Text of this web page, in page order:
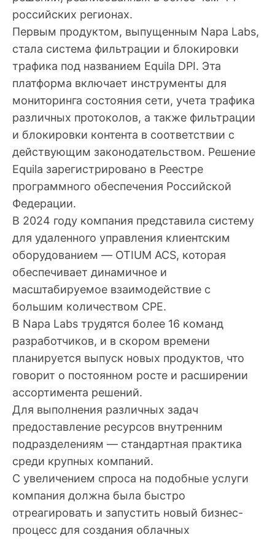
российских регионах.
Первым продуктом, выпущенным Napa Labs,
стала система фильтрации и блокировки
трафика под названием Equila DPI. Эта
платформа включает инструменты для
мониторинга состояния сети, учета трафика
различных протоколов, а также фильтрации
и блокировки контента в соответствии с
действующим законодательством. Решение
Equila зарегистрировано в Реестре
программного обеспечения Российской
Федерации.
В 2024 году компания представила систему
для удаленного управления клиентским
оборудованием — OTIUM ACS, которая
обеспечивает динамичное и
масштабируемое взаимодействие с
большим количеством CPE.
В Napa Labs трудятся более 16 команд
разработчиков, и в скором времени
планируется выпуск новых продуктов, что
говорит о постоянном росте и расширении
ассортимента решений.
Для выполнения различных задач
предоставление ресурсов внутренним
подразделениям — стандартная практика
среди крупных компаний.
С увеличением спроса на подобные услуги
компания должна была быстро
отреагировать и запустить новый бизнес-
процесс для создания облачных